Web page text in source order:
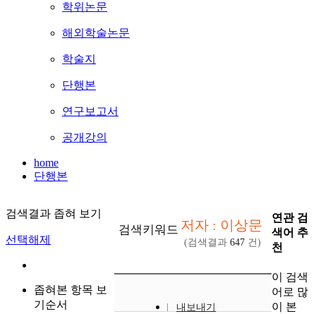
학위논문
해외학술논문
학술지
단행본
연구보고서
공개강의
home
단행본
검색결과 좁혀 보기
선택해제
좁혀본 항목 보
기순서
검색키워드 저자 : 이상문
(검색결과 647 건)
내보내기
연관 검
색어 추
천
이 검색
어로 많
이 본